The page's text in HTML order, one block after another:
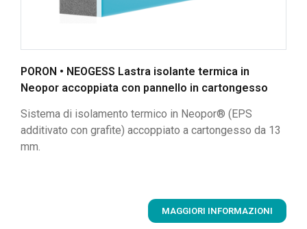
PORON • NEOGESS Lastra isolante termica in
Neopor accoppiata con pannello in cartongesso
Sistema di isolamento termico in Neopor® (EPS
additivato con grafite) accoppiato a cartongesso da 13
mm.
MAGGIORI INFORMAZIONI